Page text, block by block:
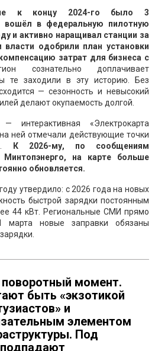
к концу 2024-го было 3
вошёл в федеральную пилотную
и активно наращивал станции за
одобрили план установки
затрат для бизнеса с
сознательно доплачивает
те заходили в эту историю. Без
— сезонность и невысокий
делают окупаемость долгой.
интерактивная «Электрокарта
ней отмечали действующие точки
К 2026-му, по сообщениям
на карте больше
обновляется.
утвердило: с 2026 года на новых
быстрой зарядки постоянным
44 кВт. Региональные СМИ прямо
новые заправки обязаны
момент.
быть «экзотикой
и
элементом
Под